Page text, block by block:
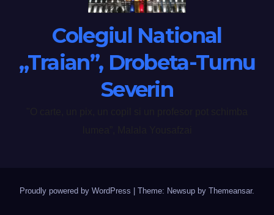
Colegiul National
„Traian”, Drobeta-Turnu
Severin
Proudly powered by WordPress Theme: Newsup by Themeansar.